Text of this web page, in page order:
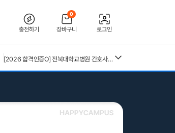
충전하기
0
장바구니 로그인
[2026 합격인증O] 전북대학교병원 간호사 채용 대비 필기+면접 기출 정리